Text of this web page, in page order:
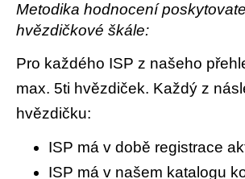
Metodika hodnocení
hvězdičkové škále:
Pro každého ISP z našeho
max. 5ti hvězdiček. Každý z
hvězdičku:
ISP má v době registrace
ISP má v našem katalogu